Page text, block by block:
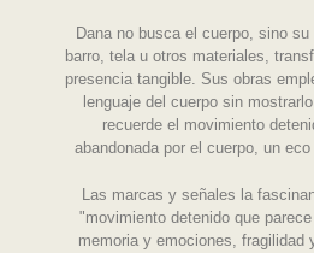
Dana no busca el cuerpo, sino
barro, tela u otros materiales,
presencia tangible. Sus obras
lenguaje del cuerpo sin
recuerde el movimiento
abandonada por el cuerpo, un
Las marcas y señales la
"movimiento detenido que
memoria y emociones, fragilidad